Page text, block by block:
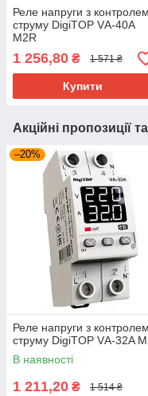
Реле напруги з контролем
струму DigiTOP VА-40A
M2R
1 256,80 ₴ 1 571 ₴
Купити
Акційні пропозиції
–20%
Реле напруги з контролем
струму DigiTOP VА-32A
В наявності
1 211,20 ₴ 1 514 ₴